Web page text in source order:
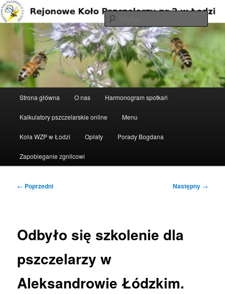
Przeskocz
do
tekstu
Rejonowe Koło Pszczelarzy nr 2 w
Łodzi
Strona główna O nas Harmonogram spotkań
Kalkulatory pszczelarskie online Menu
Koła WZP w Łodzi Opłaty Porady Bogdana
Zapobieganie zgnilcowi
Nawigacja
← Poprzedni Następny →
Odbyło się szkolenie dla
pszczelarzy w
Aleksandrowie Łódzkim.